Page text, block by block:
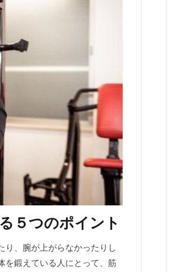
５つのポイント
り、腕が上がらなかったりし
を鍛えている人にとって、筋